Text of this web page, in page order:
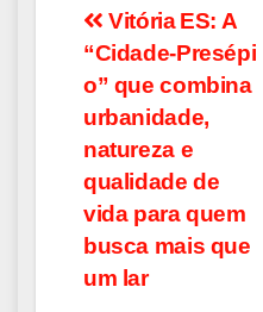
Navegação
de
Post
Vitória ES: A
“Cidade‑Presépi
o” que combina
urbanidade,
natureza e
qualidade de
vida para quem
busca mais que
um lar